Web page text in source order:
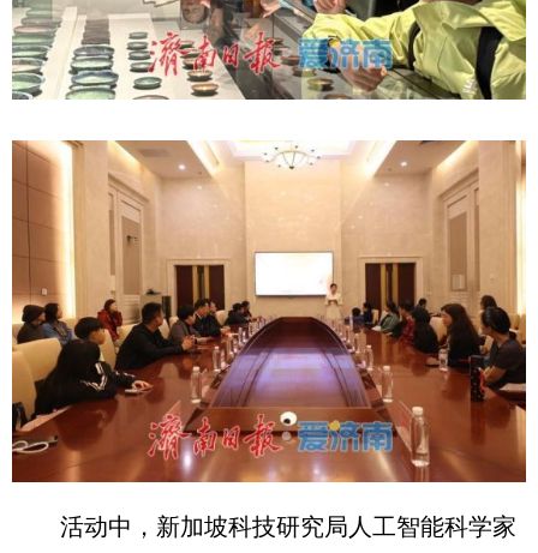
活动中，新加坡科技研究局人工智能科学家